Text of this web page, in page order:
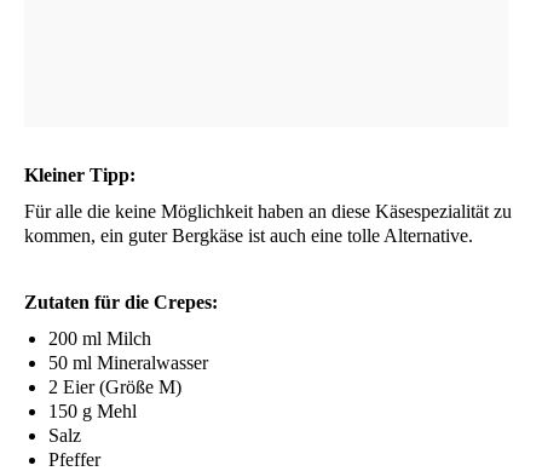
Klei­ner Tipp:
Für alle die kei­ne Mög­lich­keit haben an die­se Käse­spe­zia­li­tät zu
kom­men, ein guter Berg­kä­se ist auch eine tol­le Alternative.
Zuta­ten für die Crepes:
200 ml Milch
50 ml Mineralwasser
2 Eier (Grö­ße M)
150 g Mehl
Salz
Pfef­fer